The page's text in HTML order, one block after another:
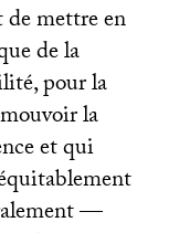
de mettre en
de la
pour la
la
et qui
—